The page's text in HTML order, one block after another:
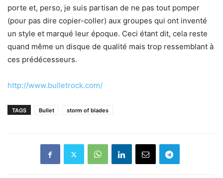
porte et, perso, je suis partisan de ne pas tout pomper
(pour pas dire copier-coller) aux groupes qui ont inventé
un style et marqué leur époque. Ceci étant dit, cela reste
quand même un disque de qualité mais trop ressemblant à
ces prédécesseurs.
http://www.bulletrock.com/
TAGS Bullet storm of blades